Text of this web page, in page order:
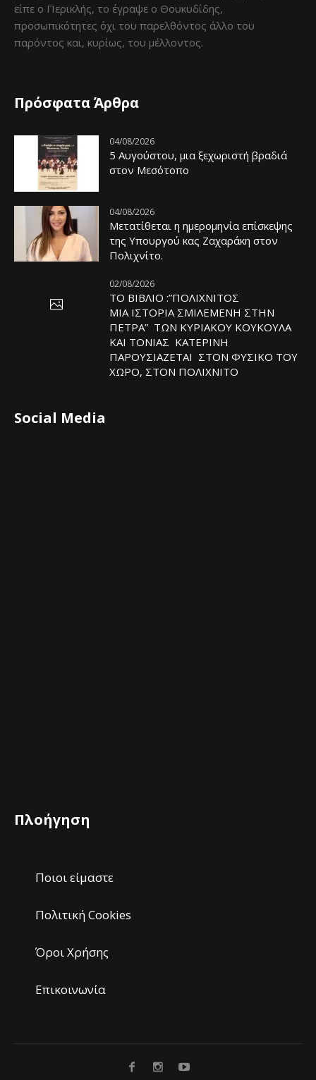
είπε ο Περικλής, το έγραψε ο Θουκυδίδης,
προσωπικότητες όχι του παρελθόντος άλλο του
παρόντος και, κυρίως, του μέλλοντος.
Πρόσφατα Άρθρα
04/08/2026
5 Αυγούστου, μια ξεχωριστή βραδιά
στον Μεσότοπο
04/08/2026
Μετατίθεται η ημερομηνία επίσκεψης
της Υπουργού κας Ζαχαράκη στον
Πολιχνίτο.
02/08/2026
ΤΟ ΒΙΒΛΙΟ :”ΠΟΛΙΧΝΙΤΟΣ
ΜΙΑ ΙΣΤΟΡΙΑ ΣΜΙΛΕΜΕΝΗ ΣΤΗΝ
ΠΕΤΡΑ” ΤΩΝ ΚΥΡΙΑΚΟΥ ΚΟΥΚΟΥΛΑ
ΚΑΙ ΤΟΝΙΑΣ ΚΑΤΕΡΙΝΗ
ΠΑΡΟΥΣΙΑΖΕΤΑΙ ΣΤΟΝ ΦΥΣΙΚΟ ΤOY
ΧΩΡΟ, ΣΤΟΝ ΠΟΛΙΧΝΙΤΟ
Social Media
Πλοήγηση
Ποιοι είμαστε
Πολιτική Cookies
Όροι Χρήσης
Επικοινωνία